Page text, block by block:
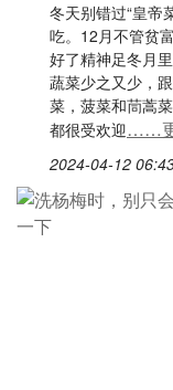
冬天别错过“皇帝
吃。12月不管贫
好了精神足冬月
蔬菜少之又少，
菜，菠菜和茼蒿
都很受欢迎……
2024-04-12